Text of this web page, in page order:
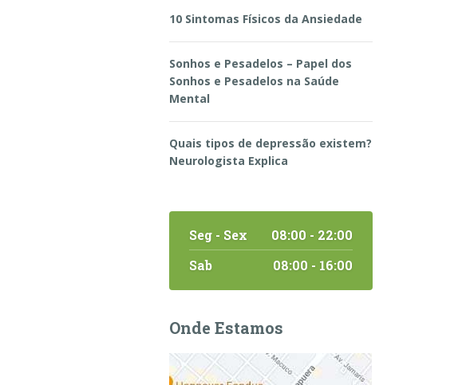
10 Sintomas Físicos da Ansiedade
Sonhos e Pesadelos – Papel dos
Sonhos e Pesadelos na Saúde
Mental
Quais tipos de depressão existem?
Neurologista Explica
Seg - Sex
08:00 - 22:00
Sab
08:00 - 16:00
Onde Estamos